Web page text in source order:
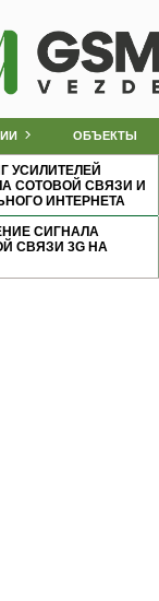
ОБЪЕКТЫ
УСИЛИТЕЛЕЙ
СОТОВОЙ СВЯЗИ И
ИНТЕРНЕТА
СИГНАЛА
СВЯЗИ 3G НА